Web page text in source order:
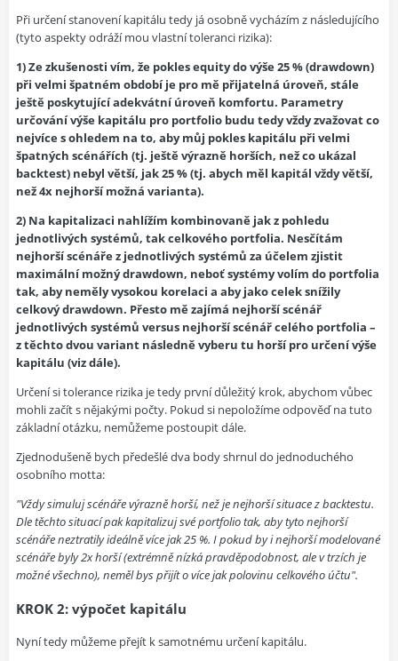
Při určení stanovení kapitálu tedy já osobně vycházím z následujícího
(tyto aspekty odráží mou vlastní toleranci rizika):
1) Ze zkušenosti vím, že pokles equity do výše 25 % (drawdown)
při velmi špatném období je pro mě přijatelná úroveň, stále
ještě poskytující adekvátní úroveň komfortu. Parametry
určování výše kapitálu pro portfolio budu tedy vždy zvažovat co
nejvíce s ohledem na to, aby můj pokles kapitálu při velmi
špatných scénářích (tj. ještě výrazně horších, než co ukázal
backtest) nebyl větší, jak 25 % (tj. abych měl kapitál vždy větší,
než 4x nejhorší možná varianta).
2) Na kapitalizaci nahlížím kombinovaně jak z pohledu
jednotlivých systémů, tak celkového portfolia. Nesčítám
nejhorší scénáře z jednotlivých systémů za účelem zjistit
maximální možný drawdown, neboť systémy volím do portfolia
tak, aby neměly vysokou korelaci a aby jako celek snížily
celkový drawdown. Přesto mě zajímá nejhorší scénář
jednotlivých systémů versus nejhorší scénář celého portfolia –
z těchto dvou variant následně vyberu tu horší pro určení výše
kapitálu (viz dále).
Určení si tolerance rizika je tedy první důležitý krok, abychom vůbec
mohli začít s nějakými počty. Pokud si nepoložíme odpověď na tuto
základní otázku, nemůžeme postoupit dále.
Zjednodušeně bych předešlé dva body shrnul do jednoduchého
osobního motta:
"Vždy simuluj scénáře výrazně horší, než je nejhorší situace z backtestu.
Dle těchto situací pak kapitalizuj své portfolio tak, aby tyto nejhorší
scénáře neztratily ideálně více jak 25 %. I pokud by i nejhorší modelované
scénáře byly 2x horší (extrémně nízká pravděpodobnost, ale v trzích je
možné všechno), neměl bys přijít o více jak polovinu celkového účtu".
KROK 2: výpočet kapitálu
Nyní tedy můžeme přejít k samotnému určení kapitálu.